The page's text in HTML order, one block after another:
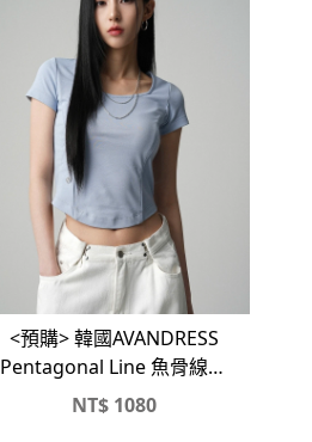
<預購> 韓國AVANDRESS
Pentagonal Line 魚骨線條
修身短版Ｔ
NT$1080